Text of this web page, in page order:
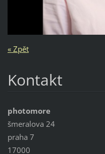
« Zpět
Kontakt
photomore
šmeralova 24
praha 7
17000